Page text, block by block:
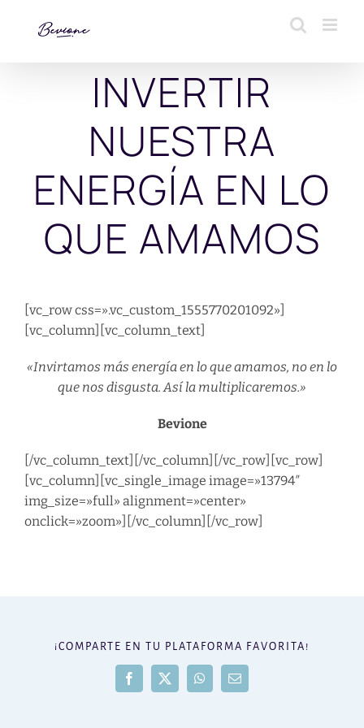
INVERTIR
NUESTRA
ENERGÍA EN LO
QUE AMAMOS
[vc_row css=».vc_custom_1555770201092»]
[vc_column][vc_column_text]
«Invirtamos más energía en lo que amamos, no en lo
que nos disgusta. Así la multiplicaremos.»
Bevione
[/vc_column_text][/vc_column][/vc_row][vc_row]
[vc_column][vc_single_image image=»13794″
img_size=»full» alignment=»center»
onclick=»zoom»][/vc_column][/vc_row]
¡COMPARTE EN TU PLATAFORMA FAVORITA!
Facebook
X WhatsAppCorreo